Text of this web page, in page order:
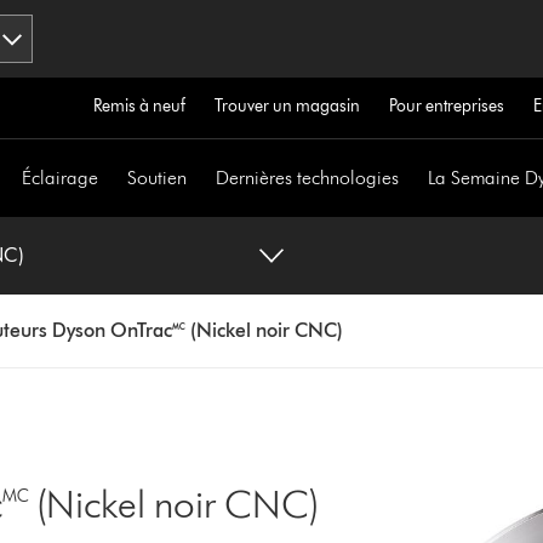
Remis à neuf Trouver un magasin Pour entreprises
Éclairage Soutien Dernières technologies La Semaine
Dyson OnTrac🅪 (Nickel noir CNC)
(Nickel noir CNC)